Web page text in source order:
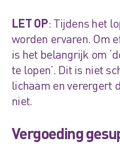
LET OP: Tijdens het
worden ervaren. Om
is het belangrijk om
te lopen’. Dit is niet
lichaam en verergert
niet.
Vergoeding